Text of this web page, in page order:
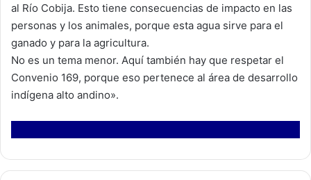
al Río Cobija. Esto tiene consecuencias de impacto en las
personas y los animales, porque esta agua sirve para el
ganado y para la agricultura.
No es un tema menor. Aquí también hay que respetar el
Convenio 169, porque eso pertenece al área de desarrollo
indígena alto andino».